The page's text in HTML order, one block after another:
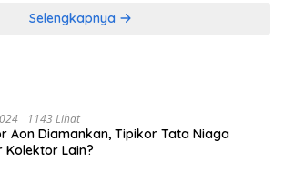
Selengkapnya
1143 Lihat
Aon Diamankan, Tipikor Tata Niaga
Kolektor Lain?